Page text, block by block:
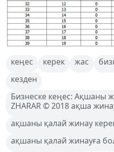
кеңес керек жас
кезден
Бизнеске кеңес: Ақшаны
ZHARAR © 2018 ақша
ақшаны қалай жинау
ақшаны қалай жинауға